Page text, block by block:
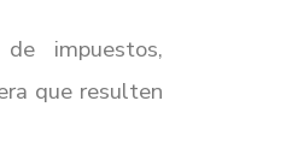
impuestos,
que resulten